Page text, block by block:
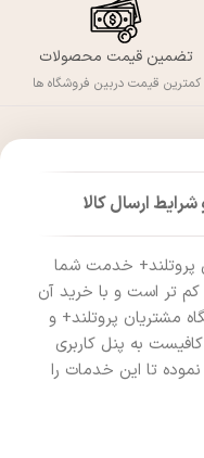
تضمین قیمت محصولات
کمترین قیمت دربین فروشگاه ها
ارسال کالا
پروتلند+ خدمت شما
کم تر است و با خرید آن
مشتریان پروتلند+ و
به پنل کاربری
تا این خدمات را